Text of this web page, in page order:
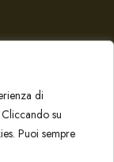
di
su
Puoi sempre